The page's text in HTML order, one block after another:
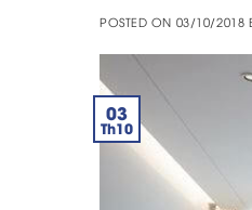
POSTED ON 03/10/2018
03
Th10